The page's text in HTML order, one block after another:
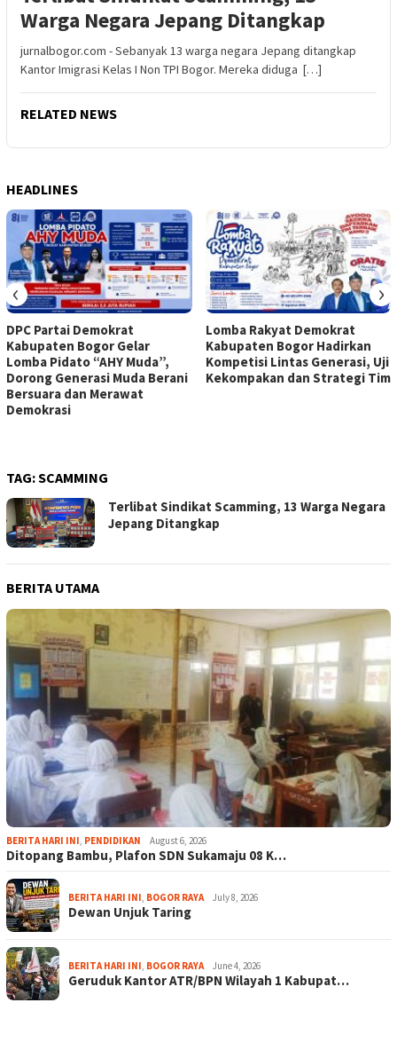
Warga Negara Jepang Ditangkap
jurnalbogor.com - Sebanyak 13 warga negara Jepang ditangkap
Kantor Imigrasi Kelas I Non TPI Bogor. Mereka diduga […]
RELATED NEWS
HEADLINES
DPC Partai Demokrat
Kabupaten Bogor Gelar
Lomba Pidato “AHY Muda”,
Dorong Generasi Muda Berani
Bersuara dan Merawat
Demokrasi
Lomba Rakyat Demokrat
Kabupaten Bogor Hadirkan
Kompetisi Lintas Generasi, Uji
Kekompakan dan Strategi Tim
‹ ›
TAG:SCAMMING
Terlibat Sindikat Scamming, 13 Warga Negara
Jepang Ditangkap
BERITA UTAMA
BERITA HARI INI, PENDIDIKAN August 6, 2026
Ditopang Bambu, Plafon SDN Sukamaju 08 K…
BERITA HARI INI, BOGOR RAYA July 8, 2026
Dewan Unjuk Taring
BERITA HARI INI, BOGOR RAYA June 4, 2026
Geruduk Kantor ATR/BPN Wilayah 1 Kabupat…